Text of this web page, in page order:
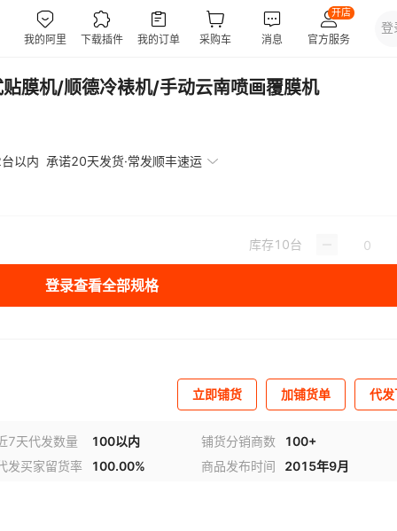
膜机/顺德冷裱机/手动云南喷画覆膜机
以内 承诺20天发货·常发顺丰速运
库存10台
登录查看全部规格
立即铺货 加铺货单 代
7天代发数量 100以内 铺货分销商数
100+
发买家留货率
100.00% 商品发布时间 2015年9月